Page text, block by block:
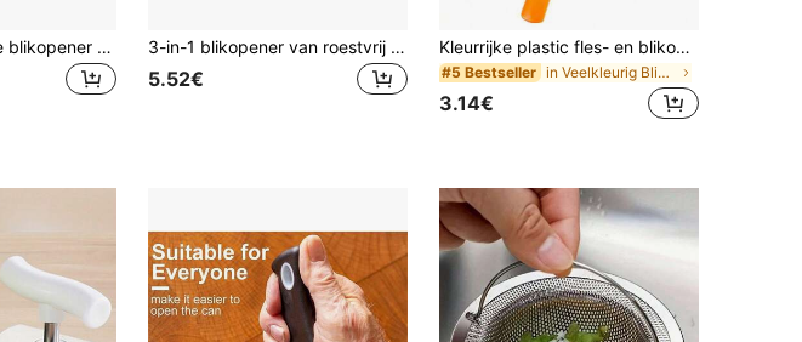
1 stuk handmatige blikopener van roestvrij staal, multifunctioneel ontwerp met zijsnede, gladde randen, ergonomisch met grote knop en comfortabele antislipgreep, flesopener, ophangmogelijkheid, stevige constructie, keukengadget 3-in-1 blikopener van roestvrij staal - Gemakkelijk vast te pakken, multifunctioneel handgereedschap voor in de keuken, moeiteloos openen
5.52€
Kleurrijke plastic fles- en blikopener - Ergonomisch, antislip handmatig keukengereedschap, geschikt voor bier, lipjes en draaidoppen, gemakkelijk te gebruiken, ideaal voor thuis en in de horeca.
#5 Bestseller in Veelkleurig Blikopeners
3.14€